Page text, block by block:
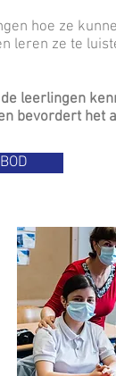
hoe ze
leren ze te
leerlingen
bevordert het